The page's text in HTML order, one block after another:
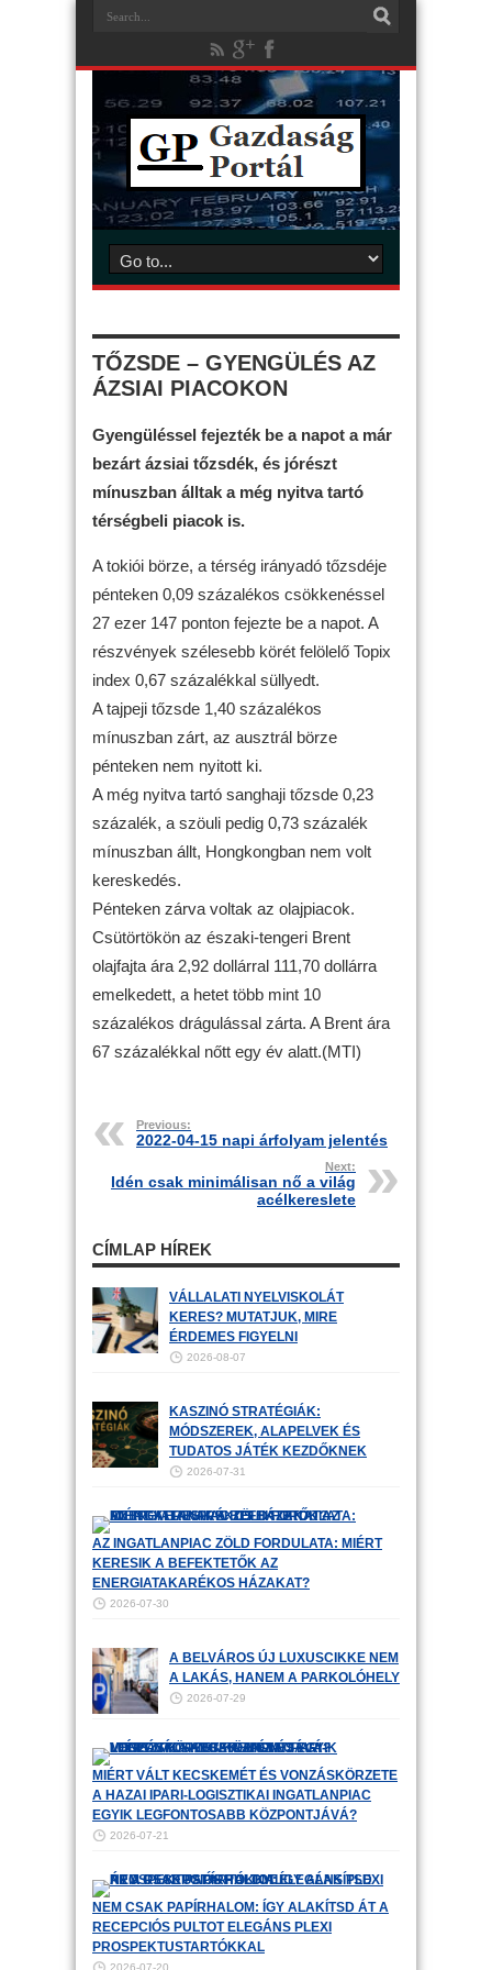
TŐZSDE – GYENGÜLÉS AZ
ÁZSIAI PIACOKON
Gyengüléssel fejezték be a napot a már
bezárt ázsiai tőzsdék, és jórészt
mínuszban álltak a még nyitva tartó
térségbeli piacok is.
A tokiói börze, a térség irányadó tőzsdéje
pénteken 0,09 százalékos csökkenéssel
27 ezer 147 ponton fejezte be a napot. A
részvények szélesebb körét felölelő Topix
index 0,67 százalékkal süllyedt.
A tajpeji tőzsde 1,40 százalékos
mínuszban zárt, az ausztrál börze
pénteken nem nyitott ki.
A még nyitva tartó sanghaji tőzsde 0,23
százalék, a szöuli pedig 0,73 százalék
mínuszban állt, Hongkongban nem volt
kereskedés.
Pénteken zárva voltak az olajpiacok.
Csütörtökön az északi-tengeri Brent
olajfajta ára 2,92 dollárral 111,70 dollárra
emelkedett, a hetet több mint 10
százalékos drágulással zárta. A Brent ára
67 százalékkal nőtt egy év alatt.(MTI)
Previous:
2022-04-15 napi árfolyam jelentés
Next:
Idén csak minimálisan nő a világ
acélkereslete
CÍMLAP HÍREK
VÁLLALATI NYELVISKOLÁT
KERES? MUTATJUK, MIRE
ÉRDEMES FIGYELNI
2026-08-07
KASZINÓ STRATÉGIÁK:
MÓDSZEREK, ALAPELVEK ÉS
TUDATOS JÁTÉK KEZDŐKNEK
2026-07-31
AZ INGATLANPIAC ZÖLD FORDULATA: MIÉRT
KERESIK A BEFEKTETŐK AZ
ENERGIATAKARÉKOS HÁZAKAT?
2026-07-30
A BELVÁROS ÚJ LUXUSCIKKE NEM
A LAKÁS, HANEM A PARKOLÓHELY
2026-07-29
MIÉRT VÁLT KECSKEMÉT ÉS VONZÁSKÖRZETE
A HAZAI IPARI-LOGISZTIKAI INGATLANPIAC
EGYIK LEGFONTOSABB KÖZPONTJÁVÁ?
2026-07-21
NEM CSAK PAPÍRHALOM: ÍGY ALAKÍTSD ÁT A
RECEPCIÓS PULTOT ELEGÁNS PLEXI
PROSPEKTUSTARTÓKKAL
2026-07-20